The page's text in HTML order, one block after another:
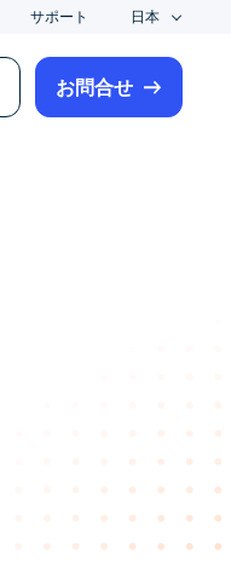
サポート 日本
お問合せ